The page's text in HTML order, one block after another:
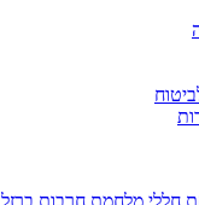
חללי מלחמת חרבות ברזל